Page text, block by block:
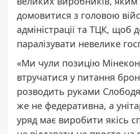
домовитися з головою
адміністрації та ТЦК, щоб
паралізувати невелике
«Ми чули позицію
втручатися у питання
розводить руками
же не федеративна, а
уряд має виробити якісь